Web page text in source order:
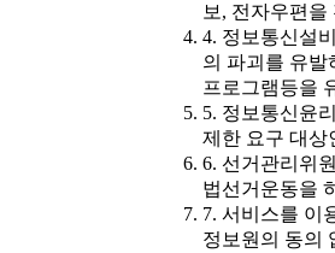
보, 전자우편을
4. 정보통신설
의 파괴를 유발
프로그램등을
5. 정보통신윤
제한 요구 대상
6. 선거관리위
법선거운동을
7. 서비스를 이
정보원의 동의